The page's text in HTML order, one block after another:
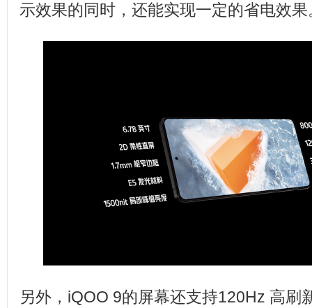
示效果的同时，还能实现一定的省电效果
另外，iQOO 9的屏幕还支持120Hz 高刷